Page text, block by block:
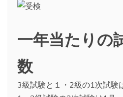
一年当たりの
数
3級試験と１・2級の1次試験